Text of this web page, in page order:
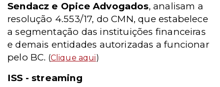
Sendacz e Opice Advogados, analisam a
resolução 4.553/17, do CMN, que estabelece
a segmentação das instituições financeiras
e demais entidades autorizadas a funcionar
pelo BC. (Clique aqui)
ISS - streaming